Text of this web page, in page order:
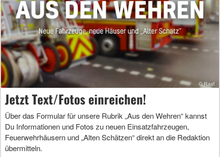
Jetzt Text/Fotos einreichen!
Über das Formular für unsere Rubrik „Aus den Wehren“ kannst
Du Informationen und Fotos zu neuen Einsatzfahrzeugen,
Feuerwehrhäusern und „Alten Schätzen“ direkt an die Redaktion
übermitteln.